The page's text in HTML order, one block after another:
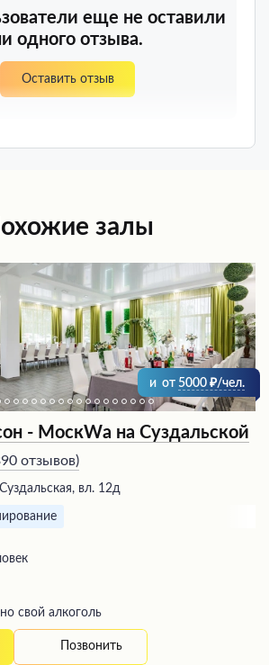
еще не оставили
одного отзыва.
Оставить отзыв
залы
и от 5000 /чел.
- МоскWа на Суздальской
отзывов)
вл. 12д
свой алкоголь
Позвонить